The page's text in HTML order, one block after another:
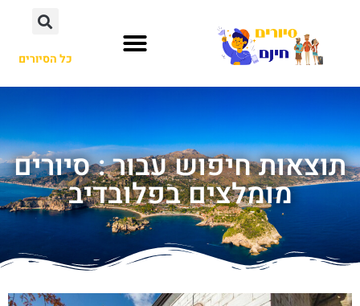
כל הסיורים
תוצאות חיפוש עבור : סיורים
מומלצים בפלובדיב